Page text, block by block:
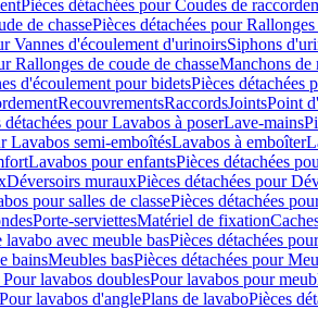
Pièces détachées pour Coudes de
de chassePièces détachées pour
Vannes d'écoulement d'urinoirsSiphons
Rallonges de coude de chasseManchons de
d'écoulement pour bidetsPièces détachées
RecouvrementsRaccordsJointsPoint
détachées pour Lavabos à poserLave-mains
Lavabos semi-emboîtésLavabos à emboîter
Lavabos pour enfantsPièces détachées
Déversoirs murauxPièces détachées pour
pour salles de classePièces détachées
Porte-serviettesMatériel de fixation
lavabo avec meuble basPièces détachées
bainsMeubles basPièces détachées pour
lavabos doublesPour lavabos pour
lavabos d'anglePlans de lavaboPièces